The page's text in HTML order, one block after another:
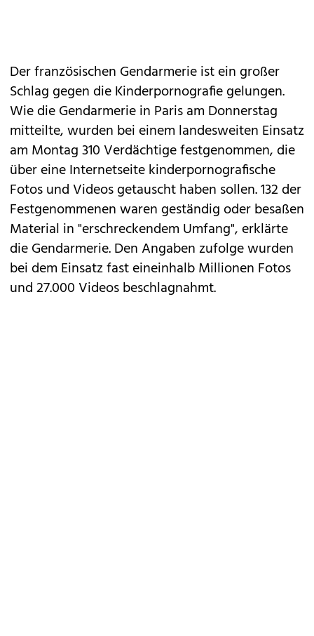
Der französischen Gendarmerie ist ein großer
Schlag gegen die Kinderpornografie gelungen.
Wie die Gendarmerie in Paris am Donnerstag
mitteilte, wurden bei einem landesweiten Einsatz
am Montag 310 Verdächtige festgenommen, die
über eine Internetseite kinderpornografische
Fotos und Videos getauscht haben sollen. 132 der
Festgenommenen waren geständig oder besaßen
Material in "erschreckendem Umfang", erklärte
die Gendarmerie. Den Angaben zufolge wurden
bei dem Einsatz fast eineinhalb Millionen Fotos
und 27.000 Videos beschlagnahmt.